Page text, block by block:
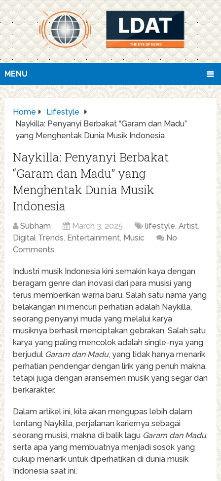
MENU
Home
Lifestyle
Naykilla: Penyanyi Berbakat “Garam dan Madu”
yang Menghentak Dunia Musik Indonesia
Naykilla: Penyanyi Berbakat
“Garam dan Madu” yang
Menghentak Dunia Musik
Indonesia
Subham March 3, 2025 lifestyle,Artist,
Digital Trends, Entertainment, Music
No
Comments
Industri musik Indonesia kini semakin kaya dengan
beragam genre dan inovasi dari para musisi yang
terus memberikan warna baru. Salah satu nama yang
belakangan ini mencuri perhatian adalah Naykilla,
seorang penyanyi muda yang melalui karya
musiknya berhasil menciptakan gebrakan. Salah satu
karya yang paling mencolok adalah single-nya yang
berjudul Garam dan Madu, yang tidak hanya menarik
perhatian pendengar dengan lirik yang penuh makna,
tetapi juga dengan aransemen musik yang segar dan
berkarakter.
Dalam artikel ini, kita akan mengupas lebih dalam
tentang Naykilla, perjalanan kariernya sebagai
seorang musisi, makna di balik lagu Garam dan Madu,
serta apa yang membuatnya menjadi sosok yang
cukup menarik untuk diperhatikan di dunia musik
Indonesia saat ini.